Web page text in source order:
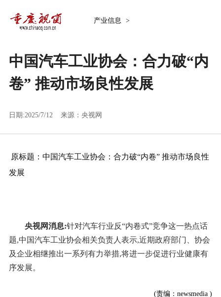
产业信息 >
中国汽车工业协会：合力破“内
卷” 推动市场良性发展
日期:2025/7/12 来源： 央视网
原标题：中国汽车工业协会：合力破“内卷” 推动市场良性
发展
央视网消息:针对汽车行业反“内卷式”竞争这一热点话
题,中国汽车工业协会相关负责人表示,近期政府部门、协会
及企业相继推出一系列有力举措,将进一步促进行业健康有
序发展。
(责编：newsmedia )